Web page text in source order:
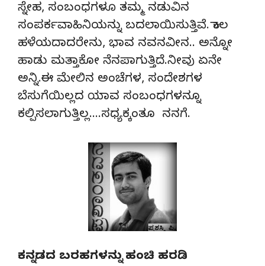
ಸ್ನೇಹ, ಸಂಬಂಧಗಳೂ ತಮ್ಮ ನಡುವಿನ
ಸಂಪರ್ಕವಾಹಿನಿಯನ್ನು ಬದಲಾಯಿಸುತ್ತಿವೆ. ಕಾಲ
ಹಳೆಯದಾದರೇನು, ಭಾವ ನವನವೀನ.. ಅನ್ನೋ
ಹಾಡು ಮತ್ತಾಕೋ ನೆನಪಾಗುತ್ತಿದೆ.ನೀವು ಏನೇ
ಅನ್ನಿ.ಈ ಮೇಲಿನ ಅಂಚೆಗಳ, ಸಂದೇಶಗಳ
ಬೆಸುಗೆಯಿಲ್ಲದ ಯಾವ ಸಂಬಂಧಗಳನ್ನೂ
ಕಲ್ಪಿಸಲಾಗುತ್ತಿಲ್ಲ….ಸಧ್ಯಕ್ಕಂತೂ ನನಗೆ.
ಕನ್ನಡದ ಬರಹಗಳನ್ನು ಹಂಚಿ ಹರಡಿ